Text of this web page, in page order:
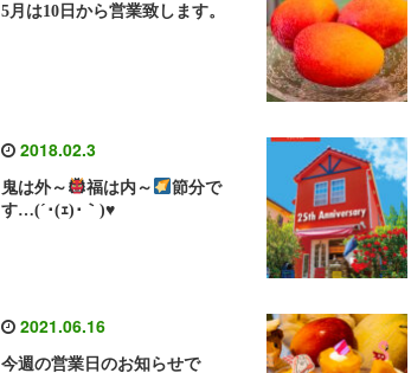
5月は10日から営業致します。
2018.02.3
鬼は外～ 福は内～
節分で
す…(´･(ｪ)･｀)♥
2021.06.16
今週の営業日のお知らせで